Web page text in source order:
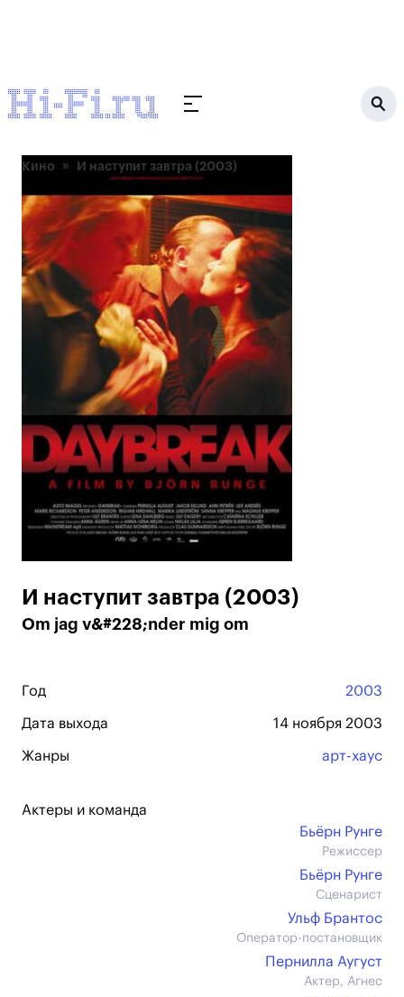
Кино И наступит завтра (2003)
И наступит завтра (2003)
Om jag v&#228;nder mig om
Год 2003
Дата выхода 14 ноября 2003
Жанры арт-хаус
Актеры и команда
Бьёрн Рунге
Режиссер
Бьёрн Рунге
Сценарист
Ульф Брантос
Оператор-постановщик
Пернилла Аугуст
Актер, Агнес